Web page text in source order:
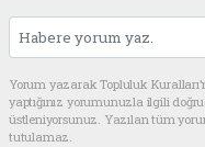
Yorum yazarak Topluluk
yaptığınız yorumunuzla ilgili
üstleniyorsunuz. Yazılan tüm
tutulamaz.